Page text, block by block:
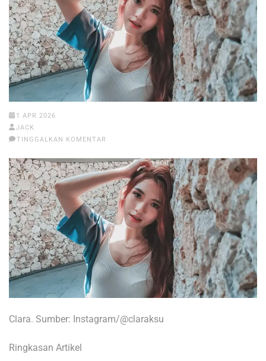
1 APR 2026
JACK
TINGGALKAN KOMENTAR
Clara. Sumber: Instagram/@claraksu
Ringkasan Artikel